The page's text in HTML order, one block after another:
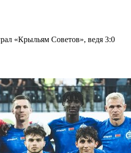
«Крыльям Советов», ведя 3:0